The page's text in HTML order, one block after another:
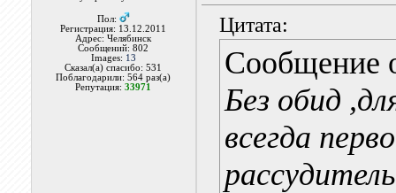
Пол:
Регистрация: 13.12.2011
Адрес: Челябинск
Сообщений: 802
Images: 13
Сказал(а) спасибо: 531
Поблагодарили: 564 раз(а)
Репутация:33971
Цитата:
Сообщение
Без обид
всегда